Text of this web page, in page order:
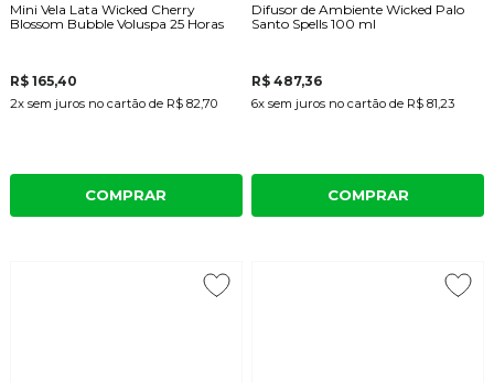
Mini Vela Lata Wicked Cherry
Blossom Bubble Voluspa 25 Horas
R$ 165,40
2x sem juros no cartãode R$ 82,70
COMPRAR
Difusor de Ambiente Wicked Palo
Santo Spells 100 ml
R$ 487,36
6x sem juros no cartão de R$ 81,23
COMPRAR